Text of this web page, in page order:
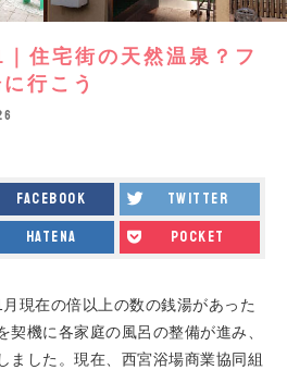
住宅街の天然温泉？フ
行こう
facebook twitter
hatena pocket
現在の倍以上の数の銭湯があった
契機に各家庭の風呂の整備が進み、
ました。現在、西宮浴場商業協同組